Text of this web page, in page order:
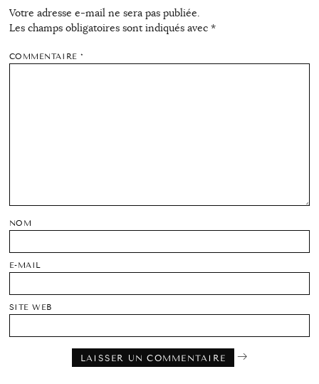
Votre adresse e-mail ne sera pas publiée.
Les champs obligatoires sont indiqués avec *
COMMENTAIRE*
NOM
E-MAIL
SITE WEB